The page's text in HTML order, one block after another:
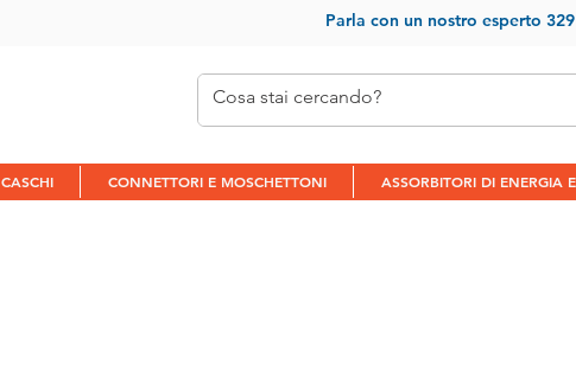
Parla con un nostro esperto
CASCHI CONNETTORI E MOSCHETTONI ASSORBITORI DI ENERGIA